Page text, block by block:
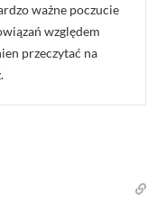
ważne poczucie
względem
przeczytać na